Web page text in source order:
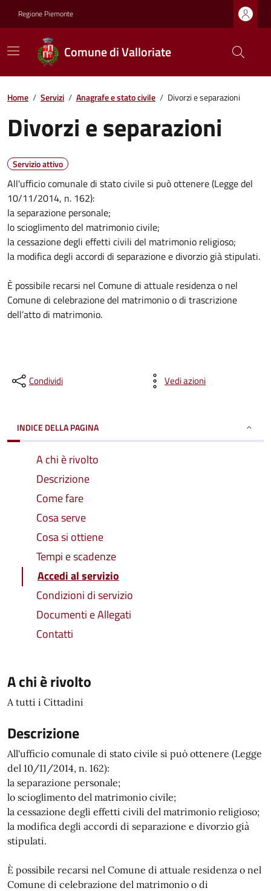
Regione Piemonte
Comune di Valloriate
Home / Servizi / Anagrafe e stato civile / Divorzi e separazioni
Divorzi e separazioni
Servizio attivo
All'ufficio comunale di stato civile si può ottenere (Legge del
10/11/2014, n. 162):
la separazione personale;
lo scioglimento del matrimonio civile;
la cessazione degli effetti civili del matrimonio religioso;
la modifica degli accordi di separazione e divorzio già stipulati.
È possibile recarsi nel Comune di attuale residenza o nel
Comune di celebrazione del matrimonio o di trascrizione
dell’atto di matrimonio.
Condividi Vedi azioni
INDICE DELLA PAGINA
A chi è rivolto
Descrizione
Come fare
Cosa serve
Cosa si ottiene
Tempi e scadenze
Accedi al servizio
Condizioni di servizio
Documenti e Allegati
Contatti
A chi è rivolto
A tutti i Cittadini
Descrizione
All'ufficio comunale di stato civile si può ottenere (Legge
del 10/11/2014, n. 162):
la separazione personale;
lo scioglimento del matrimonio civile;
la cessazione degli effetti civili del matrimonio religioso;
la modifica degli accordi di separazione e divorzio già
stipulati.
È possibile recarsi nel Comune di attuale residenza o nel
Comune di celebrazione del matrimonio o di